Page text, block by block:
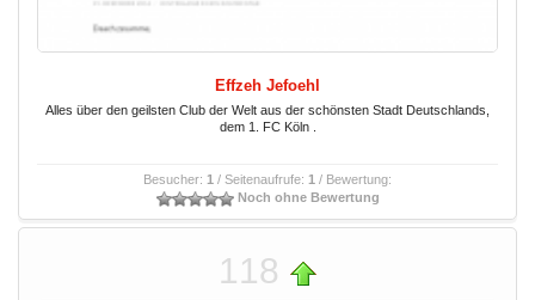
Effzeh Jefoehl
Alles über den geilsten Club der Welt aus der schönsten Stadt Deutschlands,
dem 1. FC Köln .
Besucher: 1 / Seitenaufrufe: 1 / Bewertung:
Noch ohne Bewertung
118